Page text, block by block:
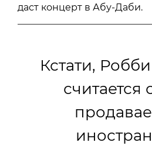
даст концерт в Абу-Даби.
Кстати,
считается